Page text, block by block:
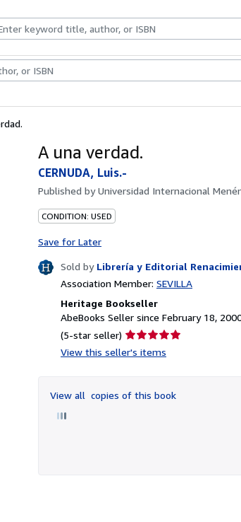
BooksArt & Collectibles
A una verdad.
CERNUDA, Luis.-
Published byUniversidad Internacional
CONDITION: USED
Save for Later
Sold by Librería y Editorial
Association Member: SEVILLA
Heritage Bookseller
AbeBooks Seller since February 18,
(5-star seller) Seller
rating
of
View this seller's items
View all copies of this book